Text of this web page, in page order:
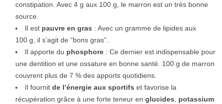
constipation. Avec 4 g aux 100 g, le marron est un très bonne
source.
Il est pauvre en gras : Avec un gramme de lipides aux
100 g, il s’agit de “bons gras”.
Il apporte du phosphore : Ce dernier est indispensable pour
une dentition et une ossature en bonne santé. 100 g de marron
couvrent plus de 7 % des apports quotidiens.
Il fournit de l’énergie aux sportifs et favorise la
récupération grâce à une forte teneur en glucides, potassium